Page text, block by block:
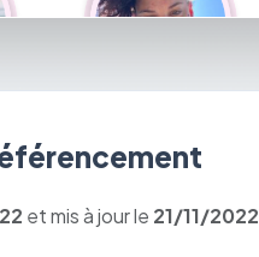
et mis à jour le 21/11/2022